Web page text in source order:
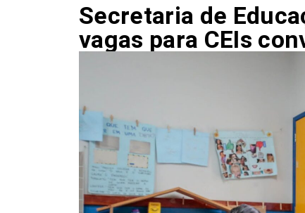
Secretaria de
vagas para CEIs